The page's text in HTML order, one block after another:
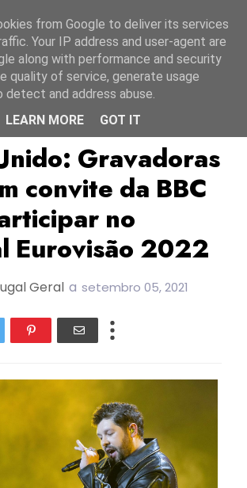
ESC2022 Reino Unido
Gravadoras
convite da BBC
no
Eurovisão 2022
Geral a setembro 05, 2021
from Google to deliver its services
Your IP address and user-agent are
along with performance and security
quality of service, generate usage
and address abuse.
LEARN MORE
GOT IT